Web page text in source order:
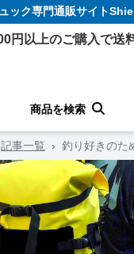
ック専門通販サイト
円以上のご購入で送
商品を検索
記事一覧 › 釣り好きのた